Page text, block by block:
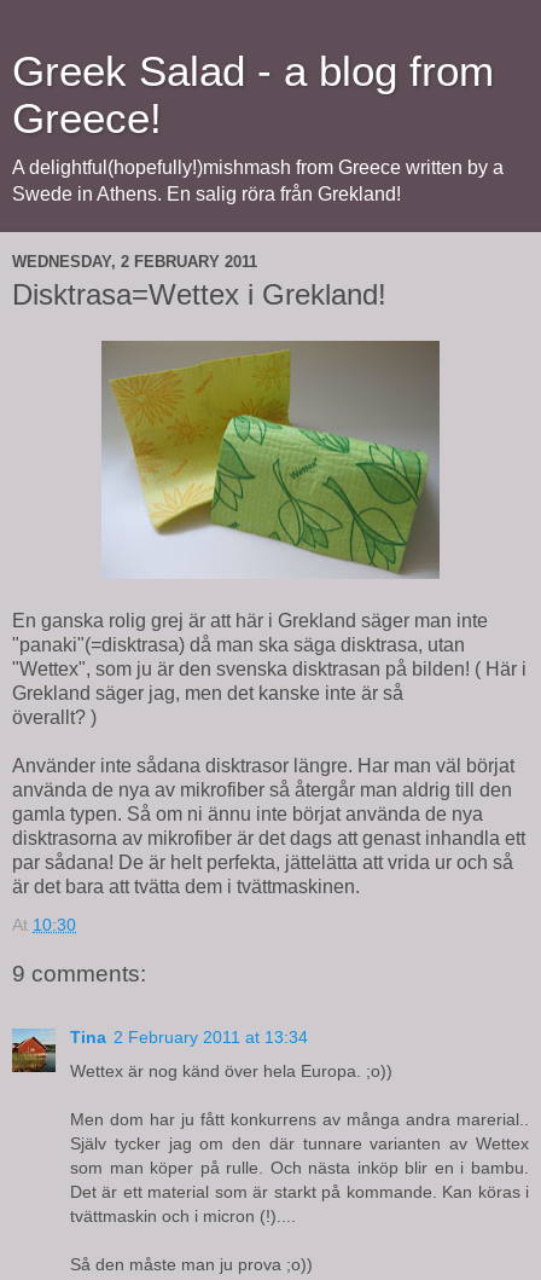
Greek Salad - a blog from
Greece!
A delightful(hopefully!)mishmash from Greece written by a
Swede in Athens. En salig röra från Grekland!
WEDNESDAY, 2 FEBRUARY 2011
Disktrasa=Wettex i Grekland!
En ganska rolig grej är att här i Grekland säger man inte
"panaki"(=disktrasa) då man ska säga disktrasa, utan
"Wettex", som ju är den svenska disktrasan på bilden! ( Här i
Grekland säger jag, men det kanske inte är så
överallt? )
Använder inte sådana disktrasor längre. Har man väl börjat
använda de nya av mikrofiber så återgår man aldrig till den
gamla typen. Så om ni ännu inte börjat använda de nya
disktrasorna av mikrofiber är det dags att genast inhandla ett
par sådana! De är helt perfekta, jättelätta att vrida ur och så
är det bara att tvätta dem i tvättmaskinen.
At 10:30
9 comments:
Tina 2 February 2011 at 13:34
Wettex är nog känd över hela Europa. ;o))
Men dom har ju fått konkurrens av många andra marerial..
Själv tycker jag om den där tunnare varianten av Wettex
som man köper på rulle. Och nästa inköp blir en i bambu.
Det är ett material som är starkt på kommande. Kan köras i
tvättmaskin och i micron (!)....
Så den måste man ju prova ;o))